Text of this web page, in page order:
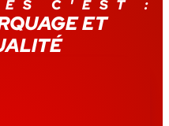
C'EST :
ET